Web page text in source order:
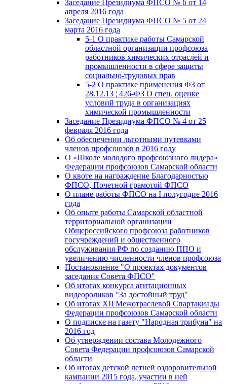
Заседание Президиума ФПСО № 6 от 14
апреля 2016 года
Заседание Президиума ФПСО № 5 от 24
марта 2016 года
5-1 О практике работы Самарской
областной организации профсоюза
работников химических отраслей и
промышленности в сфере защиты
социально-трудовых прав
5-2 О практике применения ФЗ от
28.12.13 ¦ 426-ФЗ О спец. оценке
условий труда в организациях
химической промышленности
Заседание Президиума ФПСО № 4 от 25
февраля 2016 года
Об обеспечении льготными путевками
членов профсоюзов в 2016 году
О «Школе молодого профсоюзного лидера»
Федерации профсоюзов Самарской области
О квоте на награждение Благодарностью
ФПСО, Почетной грамотой ФПСО
О плане работы ФПСО на I полугодие 2016
года
Об опыте работы Самарской областной
территориальной организации
Общероссийского профсоюза работников
госучреждений и общественного
обслуживания РФ по созданию ППО и
увеличению численности членов профсоюза
Постановление "О проектах документов
заседания Совета ФПСО"
Об итогах конкурса агитационных
видеороликов "За достойный труд"
Об итогах XII Межотраслевой Спартакиады
Федерации профсоюзов Самарской области
О подписке на газету "Народная трибуна" на
2016 год
Об утверждении состава Молодежного
Совета Федерации профсоюзов Самарской
области
Об итогах детской летней оздоровительной
кампании 2015 года, участии в ней